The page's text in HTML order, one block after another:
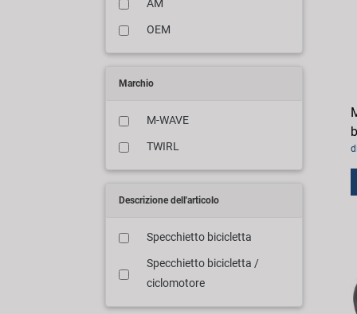
AM
OEM
Marchio
M-WAVE
TWIRL
Descrizione dell'articolo
Specchietto bicicletta
Specchietto bicicletta /
ciclomotore